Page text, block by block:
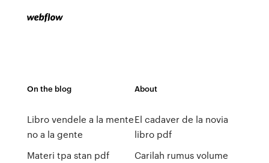
On the blog
Libro vendele a la mente
no a la gente
Materi tpa stan pdf
About
El cadaver de la novia
libro pdf
Carilah rumus volume